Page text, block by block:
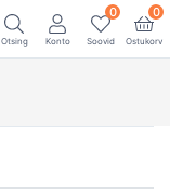
Otsing Konto
0
Soovid
0
Ostukorv